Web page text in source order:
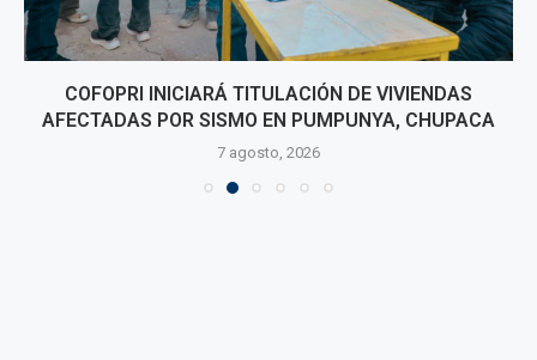
COFOPRI INICIARÁ TITULACIÓN DE VIVIENDAS
AFECTADAS POR SISMO EN PUMPUNYA, CHUPACA
7 agosto, 2026